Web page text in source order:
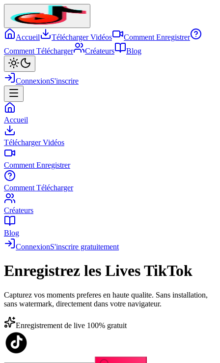
Accueil Télécharger Vidéos
Comment Enregistrer
Comment Télécharger
Créateurs Blog
ConnexionS'inscrire
Accueil
Télécharger Vidéos
Comment Enregistrer
Comment Télécharger
Créateurs
Blog
ConnexionS'inscrire gratuitement
Enregistrez les Lives TikTok
Capturez vos moments preferes en haute qualite. Sans installation,
sans watermark, directement dans votre navigateur.
Enregistrement de live 100% gratuit